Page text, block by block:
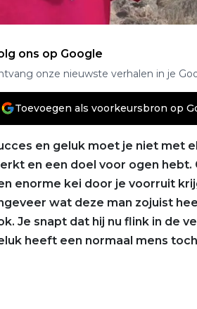
ons op Google
onze nieuwste verhalen in je
Toevoegen als voorkeursbron op
en geluk moet je niet met
en een doel voor ogen hebt.
enorme kei door je voorruit
wat deze man zojuist
Je snapt dat hij nu flink in de
heeft een normaal mens